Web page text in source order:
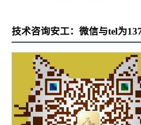
技术咨询安工：微信与tel为